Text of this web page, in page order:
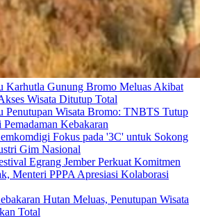
Karhutla Gunung Bromo Meluas Akibat
Wisata Ditutup Total
Penutupan Wisata Bromo: TNBTS Tutup
Kebakaran
Fokus pada '3C' untuk Sokong
Gim Nasional
Egrang Jember Perkuat Komitmen
Menteri PPPA Apresiasi Kolaborasi
Hutan Meluas, Penutupan Wisata
Total